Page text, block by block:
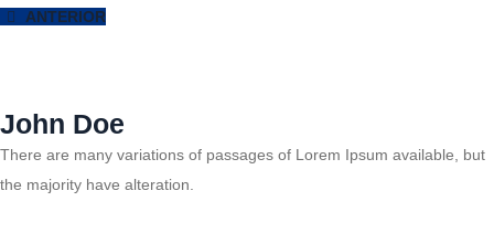
ANTERIOR
John Doe
There are many variations of passages of Lorem Ipsum available, but
the majority have alteration.